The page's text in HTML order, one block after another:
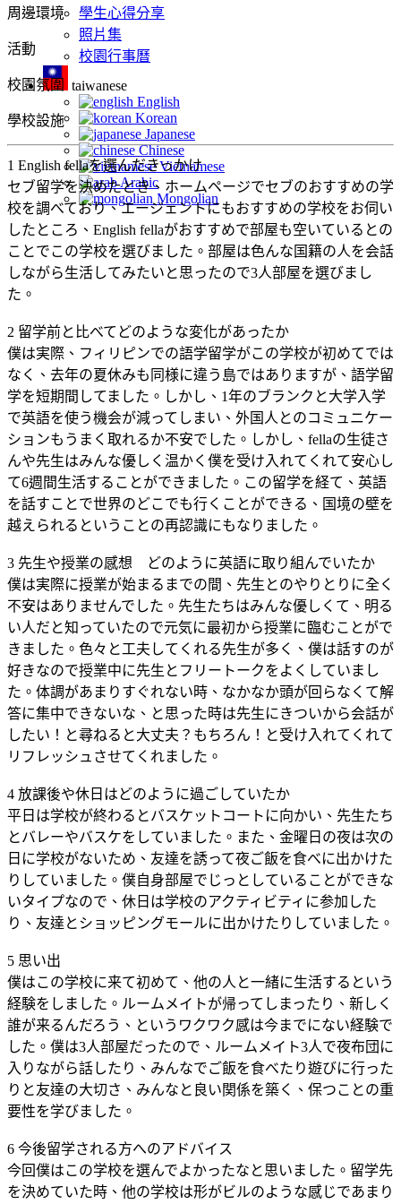
學生心得分享
照片集
校園行事曆
taiwanese
English
Korean
Japanese
Chinese
Vietnamese
Arabic
Mongolian
周邊環境
活動
校園氛圍
學校設施
1 English fellaを選んだきっかけ
セブ留学を決めたとき、ホームページでセブのおすすめの学
校を調べており、エージェントにもおすすめの学校をお伺い
したところ、English fellaがおすすめで部屋も空いているとの
ことでこの学校を選びました。部屋は色んな国籍の人を会話
しながら生活してみたいと思ったので3人部屋を選びまし
た。
2 留学前と比べてどのような変化があったか
僕は実際、フィリピンでの語学留学がこの学校が初めてでは
なく、去年の夏休みも同様に違う島ではありますが、語学留
学を短期間してました。しかし、1年のブランクと大学入学
で英語を使う機会が減ってしまい、外国人とのコミュニケー
ションもうまく取れるか不安でした。しかし、fellaの生徒さ
んや先生はみんな優しく温かく僕を受け入れてくれて安心し
て6週間生活することができました。この留学を経て、英語
を話すことで世界のどこでも行くことができる、国境の壁を
越えられるということの再認識にもなりました。
3 先生や授業の感想 どのように英語に取り組んでいたか
僕は実際に授業が始まるまでの間、先生とのやりとりに全く
不安はありませんでした。先生たちはみんな優しくて、明る
い人だと知っていたので元気に最初から授業に臨むことがで
きました。色々と工夫してくれる先生が多く、僕は話すのが
好きなので授業中に先生とフリートークをよくしていまし
た。体調があまりすぐれない時、なかなか頭が回らなくて解
答に集中できないな、と思った時は先生にきついから会話が
したい！と尋ねると大丈夫？もちろん！と受け入れてくれて
リフレッシュさせてくれました。
4 放課後や休日はどのように過ごしていたか
平日は学校が終わるとバスケットコートに向かい、先生たち
とバレーやバスケをしていました。また、金曜日の夜は次の
日に学校がないため、友達を誘って夜ご飯を食べに出かけた
りしていました。僕自身部屋でじっとしていることができな
いタイプなので、休日は学校のアクティビティに参加した
り、友達とショッピングモールに出かけたりしていました。
5 思い出
僕はこの学校に来て初めて、他の人と一緒に生活するという
経験をしました。ルームメイトが帰ってしまったり、新しく
誰が来るんだろう、というワクワク感は今までにない経験で
した。僕は3人部屋だったので、ルームメイト3人で夜布団に
入りながら話したり、みんなでご飯を食べたり遊びに行った
りと友達の大切さ、みんなと良い関係を築く、保つことの重
要性を学びました。
6 今後留学される方へのアドバイス
今回僕はこの学校を選んでよかったなと思いました。留学先
を決めていた時、他の学校は形がビルのような感じであまり